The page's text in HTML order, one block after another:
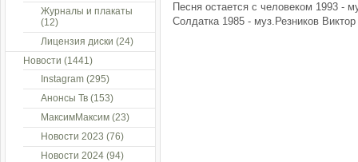
Песня остается с человеком 1993 -
Солдатка 1985 - муз.Резников Виктор
Журналы и плакаты
(12)
Лицензия диски (24)
Новости (1441)
Instagram (295)
Анонсы Тв (153)
МаксимМаксим (23)
Новости 2023 (76)
Новости 2024 (94)